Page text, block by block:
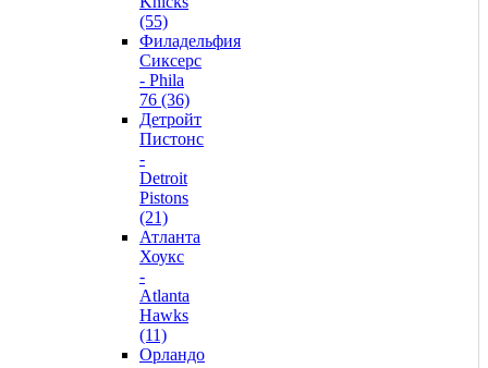
(55)
Филадельфия
Сиксерс
- Phila
76 (36)
Детройт
Пистонс
-
Detroit
Pistons
(21)
Атланта
Хоукс
-
Atlanta
Hawks
(11)
Орландо